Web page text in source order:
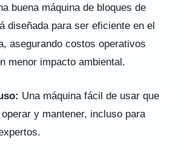
buena máquina de bloques de
diseñada para ser eficiente en el
asegurando costos operativos
menor impacto ambiental.
Una máquina fácil de usar que
y mantener, incluso para